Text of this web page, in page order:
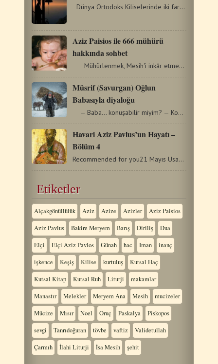
Dünya Ortodoks Kiliselerinde iki farklı takvim uygulanmaktadır …
Aziz Paisios ile 666 mühürü
hakkında sohbet
Mühürlenmek, Mesih'i inkâr etmek anlamına…
Müsrif (Savurgan) Oğlun
Babasıyla diyaloğu
— Baba… konuşabilir miyim? — Konuşmadan önce…
Havari Aziz Pavlus’un Hayatı –
Bölüm 4
Recommended for you21 Mayıs Usakili Mukaddes Yeni Şehit Pachomios22…
Etiketler
Alçakgönüllülük Aziz Azize Azizler Aziz Paisios
Aziz Pavlus Bakire Meryem Barış Diriliş Dua
Elçi Elçi Aziz Pavlos Günah hac Iman inanç
işkence Keşiş Kilise kurtuluş Kutsal Haç
Kutsal Kitap Kutsal Ruh Liturji makamlar
Manastır Melekler Meryem Ana Mesih mucizeler
Mücize Mısır Noel Oruç Paskalya Piskopos
sevgi Tanrıdoğuran tövbe vaftiz Validetullah
Çarmıh İlahi Liturji İsa Mesih şehit